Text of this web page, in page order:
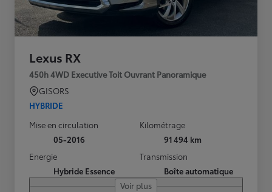
Lexus RX
450h 4WD Executive Toit Ouvrant Panoramique
GISORS
HYBRIDE
Mise en circulation
05-2016
Kilométrage
91 494 km
Energie
Hybride Essence
Transmission
Boîte automatique
Voir plus